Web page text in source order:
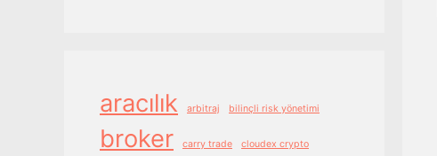
aracılık arbitraj bilinçli risk yönetimi
broker carry trade cloudex crypto